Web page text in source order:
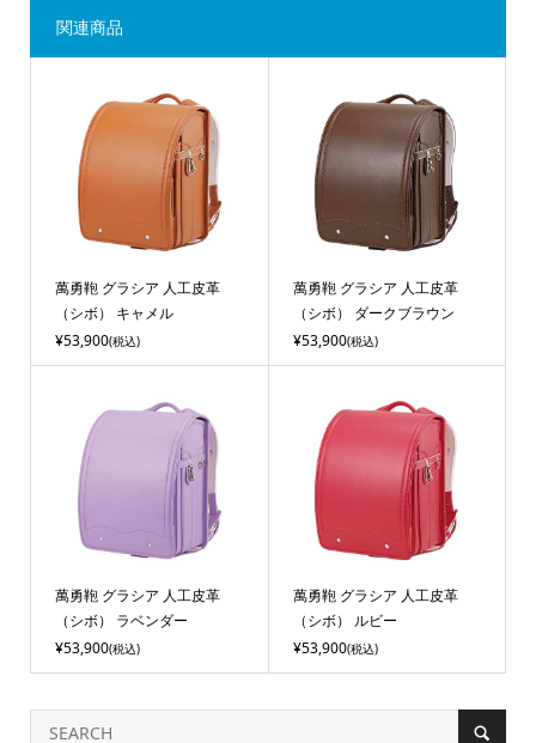
関連商品
萬勇鞄 グラシア 人工皮革
（シボ） キャメル
¥53,900(税込)
萬勇鞄 グラシア 人工皮革
（シボ） ダークブラウン
¥53,900(税込)
萬勇鞄 グラシア 人工皮革
（シボ） ラベンダー
¥53,900(税込)
萬勇鞄 グラシア 人工皮革
（シボ） ルビー
¥53,900(税込)